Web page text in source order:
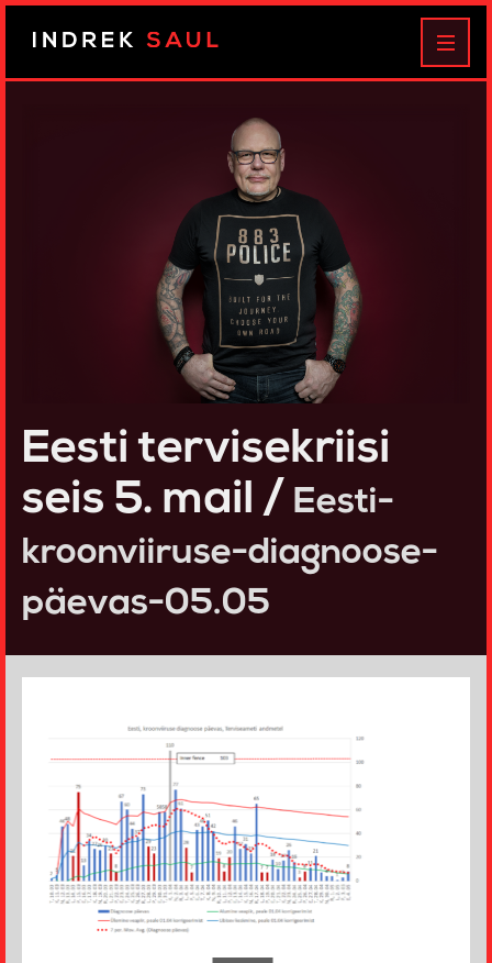
Indrek
Eesti tervisekriisi
seis 5. mail / Eesti-
kroonviiruse-diagnoose-
päevas-05.05